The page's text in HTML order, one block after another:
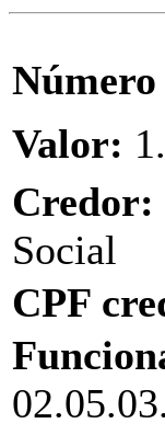
Número
Valor:
Credor:
Social
CPF